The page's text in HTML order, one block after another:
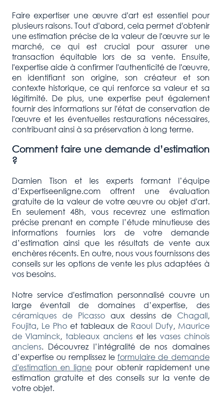
Faire expertiser une œuvre d'art est essentiel pour
plusieurs raisons. Tout d'abord, cela permet d'obtenir
une estimation précise de la valeur de l'œuvre sur le
marché, ce qui est crucial pour assurer une
transaction équitable lors de sa vente. Ensuite,
l'expertise aide à confirmer l'authenticité de l'œuvre,
en identifiant son origine, son créateur et son
contexte historique, ce qui renforce sa valeur et sa
légitimité. De plus, une expertise peut également
fournir des informations sur l'état de conservation de
l'œuvre et les éventuelles restaurations nécessaires,
contribuant ainsi à sa préservation à long terme.
Comment faire une demande d’estimation
?
Damien Tison et les experts formant l’équipe
d’Expertiseenligne.com offrent une évaluation
gratuite de la valeur de votre œuvre ou objet d'art.
En seulement 48h, vous recevrez une estimation
précise prenant en compte l’étude minutieuse des
informations fournies lors de votre demande
d’estimation ainsi que les résultats de vente aux
enchères récents. En outre, nous vous fournissons des
conseils sur les options de vente les plus adaptées à
vos besoins.
Notre service d'estimation personnalisé couvre un
large éventail de domaines d’expertise, des
céramiques de Picassoaux dessins de Chagall,
Foujita, Le Phoet tableaux de Raoul Dufy, Maurice
de Vlaminck,tableaux anciens et les vases chinois
anciens. Découvrez l’intégralité de nos domaines
d’expertise ou remplissez leformulaire de demande
d'estimation en ligne pour obtenir rapidement une
estimation gratuite et des conseils sur la vente de
votre objet.